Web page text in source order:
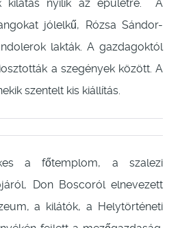
kilátás nyílik az épületre. A
jólelkű, Rózsa Sándor-
lakták. A gazdagoktól
a szegények között. A
szentelt kis kiállítás.
a főtemplom, a szalezi
Don Boscoról elnevezett
a kilátók, a Helytörténeti